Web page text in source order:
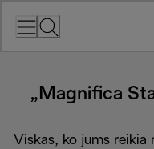
„Magnifica
Viskas, ko jums reikia